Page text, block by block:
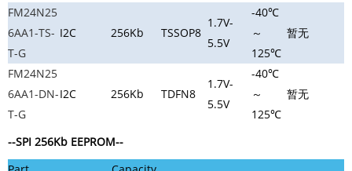
FM24N25
6AA1-TS-
T-G
I2C 256Kb TSSOP8
1.7V-
5.5V
-40℃
～
125℃
暂无
FM24N25
6AA1-DN-
T-G
I2C 256Kb TDFN8
1.7V-
5.5V
-40℃
～
125℃
暂无
--SPI 256Kb EEPROM--